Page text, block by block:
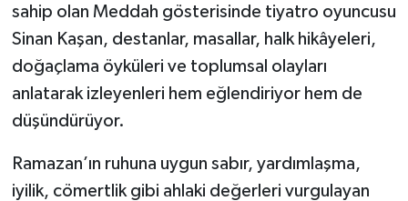
sahip olan Meddah gösterisinde tiyatro oyuncusu
Sinan Kaşan, destanlar, masallar, halk hikâyeleri,
doğaçlama öyküleri ve toplumsal olayları
anlatarak izleyenleri hem eğlendiriyor hem de
düşündürüyor.
Ramazan’ın ruhuna uygun sabır, yardımlaşma,
iyilik, cömertlik gibi ahlaki değerleri vurgulayan